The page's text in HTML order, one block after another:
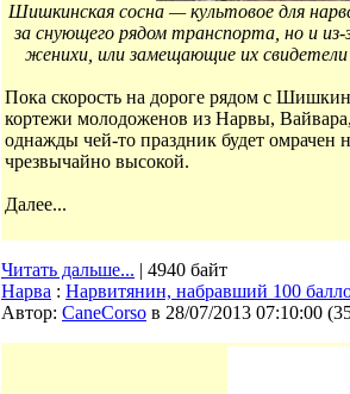
Шишкинская сосна — культовое для
за снующего рядом транспорта, но и
женихи, или замещающие их
Пока скорость на дороге рядом с
кортежи молодоженов из Нарвы,
однажды чей-то праздник будет омрачен
чрезвычайно высокой.
Далее...
Читать дальше... | 4940 байт
Нарва : Нарвитянин, набравший 100
Автор: CaneCorso в 28/07/2013 07:10:00 (